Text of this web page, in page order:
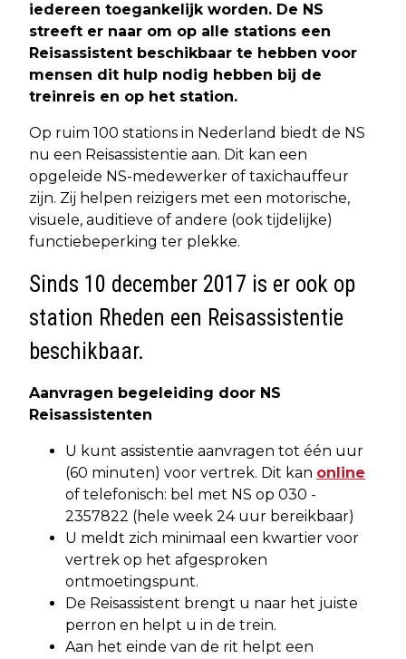
iedereen toegankelijk worden. De NS
streeft er naar om op alle stations een
Reisassistent beschikbaar te hebben voor
mensen dit hulp nodig hebben bij de
treinreis en op het station.
Op ruim 100 stations in Nederland biedt de NS
nu een Reisassistentie aan. Dit kan een
opgeleide NS-medewerker of taxichauffeur
zijn. Zij helpen reizigers met een motorische,
visuele, auditieve of andere (ook tijdelijke)
functiebeperking ter plekke.
Sinds 10 december 2017 is er ook op
station Rheden een Reisassistentie
beschikbaar.
Aanvragen begeleiding door NS
Reisassistenten
U kunt assistentie aanvragen tot één uur
(60 minuten) voor vertrek. Dit kan online
of telefonisch: bel met NS op 030 -
2357822 (hele week 24 uur bereikbaar)
U meldt zich minimaal een kwartier voor
vertrek op het afgesproken
ontmoetingspunt.
De Reisassistent brengt u naar het juiste
perron en helpt u in de trein.
Aan het einde van de rit helpt een